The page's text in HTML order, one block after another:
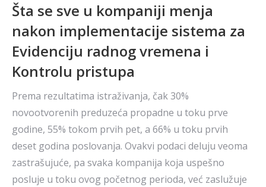
Šta se sve u kompaniji menja
nakon implementacije sistema za
Evidenciju radnog vremena i
Kontrolu pristupa
Prema rezultatima istraživanja, čak 30%
novootvorenih preduzeća propadne u toku prve
godine, 55% tokom prvih pet, a 66% u toku prvih
deset godina poslovanja. Ovakvi podaci deluju veoma
zastrašujuće, pa svaka kompanija koja uspešno
posluje u toku ovog početnog perioda, već zaslužuje